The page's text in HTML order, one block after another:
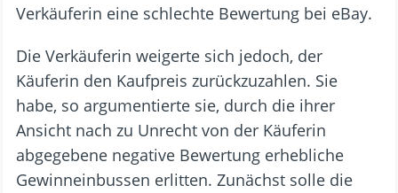
Verkäuferin eine schlechte Bewertung bei eBay.
Die Verkäuferin weigerte sich jedoch, der
Käuferin den Kaufpreis zurückzuzahlen. Sie
habe, so argumentierte sie, durch die ihrer
Ansicht nach zu Unrecht von der Käuferin
abgegebene negative Bewertung erhebliche
Gewinneinbussen erlitten. Zunächst solle die